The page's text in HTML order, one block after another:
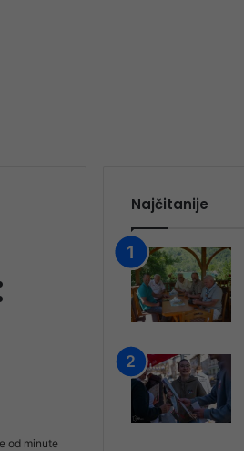
od minute
Najčitanije